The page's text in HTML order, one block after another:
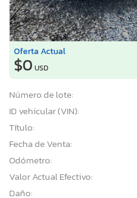
Oferta Actual
$0 USD
Número de lote:
ID vehicular (VIN):
Título:
Fecha de Venta:
Odómetro:
Valor Actual Efectivo:
Daño: